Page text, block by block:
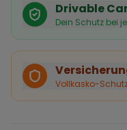
Drivable
Dein Schutz bei
Käuferschutz
Bei Stornierung
vollständige
Sofortige
Vollkasko-